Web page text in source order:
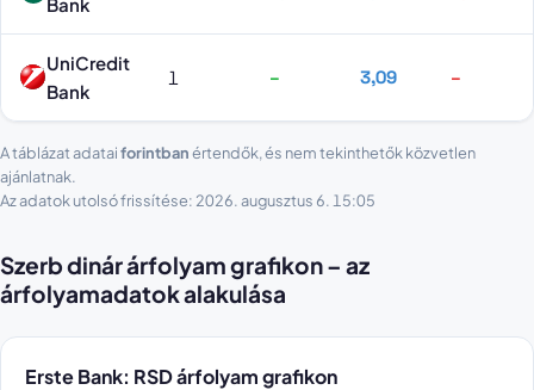
UniCredit
Bank
1 – 3,09 –
A táblázat adataiforintbanértendők, és nem tekinthetők közvetlen
ajánlatnak.
Az adatok utolsó frissítése: 2026. augusztus 6. 15:05
Szerb dinár árfolyam grafikon – az
árfolyamadatok alakulása
Erste Bank: RSD árfolyam grafikon